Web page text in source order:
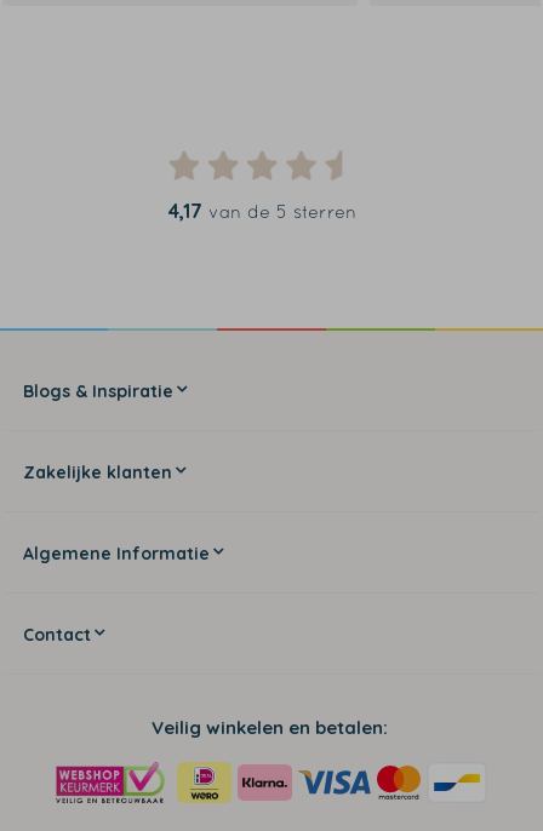
4,17 van de 5 sterren
Blogs & Inspiratie
Zakelijke klanten
Algemene Informatie
Contact
Veilig winkelen en betalen: